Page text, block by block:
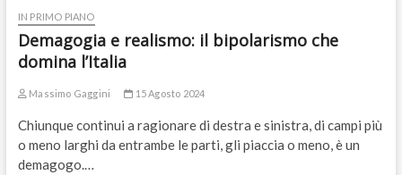
IN PRIMO PIANO
Demagogia e realismo: il bipolarismo che
domina l’Italia
Massimo Gaggini 15 Agosto 2024
Chiunque continui a ragionare di destra e sinistra, di campi più
o meno larghi da entrambe le parti, gli piaccia o meno, è un
demagogo.…